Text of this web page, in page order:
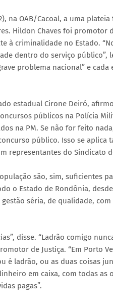
na OAB/Cacoal, a uma
Hildon Chaves foi promotor
à criminalidade no Estado.
dentro do serviço público”,
problema nacional” e
estadual Cirone Deiró,
públicos na Polícia
na PM. Se não for feito
público. Isso se aplica
representantes do Sindicato
são, sim, suficientes
o Estado de Rondônia,
séria, de qualidade,
disse. “Ladrão comigo
de Justiça. “Em Porto
é ladrão, ou as duas coisas
em caixa, com todas
pagas”.